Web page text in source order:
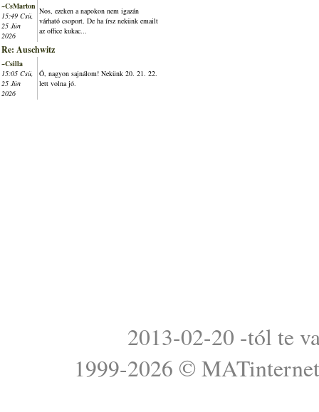
~CsMarton
15:49 Csü,
25 Jún
2026
Nos, ezeken a napokon nem igazán
várható csoport. De ha írsz nekünk emailt
az office kukac...
Re: Auschwitz
~Csilla
15:05 Csü,
25 Jún
2026
Ó, nagyon sajnálom! Nekünk 20. 21. 22.
lett volna jó.
2013-02-20 -tól te
1999-2026 © MATinternet